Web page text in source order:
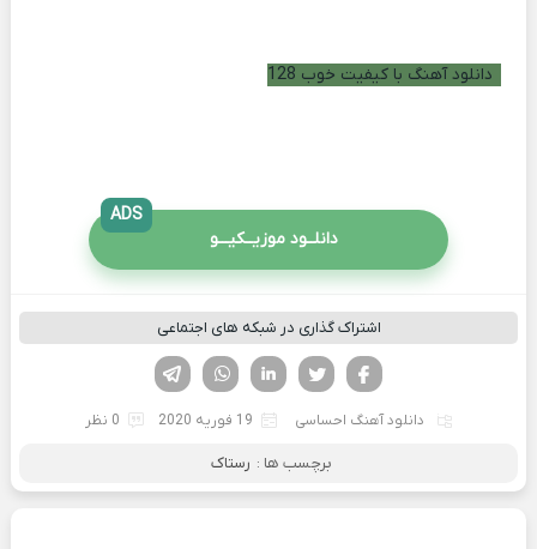
دانلود آهنگ با کیفیت خوب 128
دانلــود موزیــکیـــو
ADS
اشتراک گذاری در شبکه های اجتماعی
لینکدین تویتر
فیسوک
دانلود آهنگ احساسی 19 فوریه 2020 0 نظر
برچسب ها : رستاک